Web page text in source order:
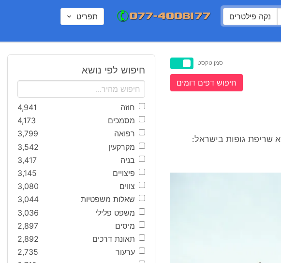
נקה פילטרים תפריט
סמן טקסט
חיפוש דפים דומים
שריפת גופות בישראל:
חיפוש לפי נושא
חוזה
4,941
מסמכים
4,173
רפואה
3,799
מקרקעין
3,542
בניה
3,417
פיצויים
3,145
צווים
3,080
שאלות משפטיות
3,044
משפט פלילי
3,036
מיסים
2,897
תאונת דרכים
2,892
ערעור
2,735